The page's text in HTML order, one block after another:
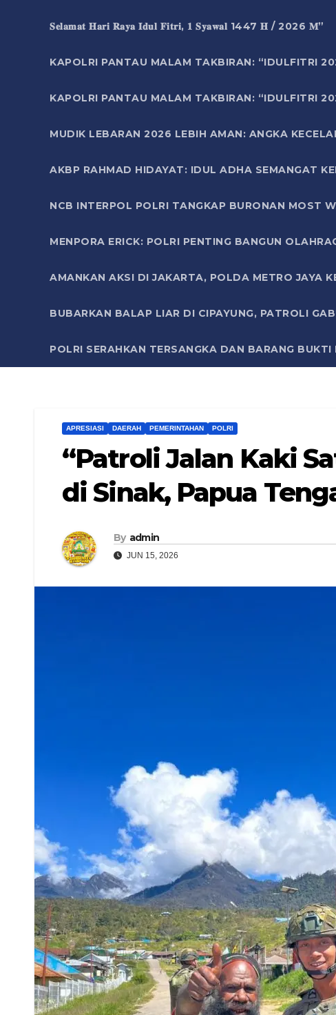
𝐒𝐞𝐥𝐚𝐦𝐚𝐭 𝐇𝐚𝐫𝐢 𝐑𝐚𝐲𝐚 𝐈𝐝𝐮𝐥 𝐅𝐢𝐭𝐫𝐢, 𝟏 𝐒𝐲𝐚𝐰𝐚𝐥 1447 𝐇 / 2026 𝐌”
KAPOLRI PANTAU MALAM TAKBIRAN: “IDULFITRI
KAPOLRI PANTAU MALAM TAKBIRAN: “IDULFITRI
MUDIK LEBARAN 2026 LEBIH AMAN: ANGKA
AKBP RAHMAD HIDAYAT: IDUL ADHA SEMANGAT
NCB INTERPOL POLRI TANGKAP BURONAN MOST
MENPORA ERICK: POLRI PENTING BANGUN
AMANKAN AKSI DI JAKARTA, POLDA METRO JAYA
BUBARKAN BALAP LIAR DI CIPAYUNG, PATROLI
POLRI SERAHKAN TERSANGKA DAN BARANG
APRESIASI DAERAH PEMERINTAHAN POLRI
“Patroli Jalan Kaki
di Sinak, Papua
By admin
JUN 15, 2026